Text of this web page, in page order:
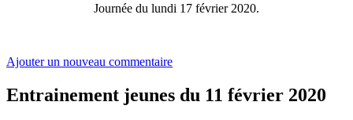
Journée du lundi 17 février 2020.
Ajouter un nouveau commentaire
Entrainement jeunes du 11 février 2020